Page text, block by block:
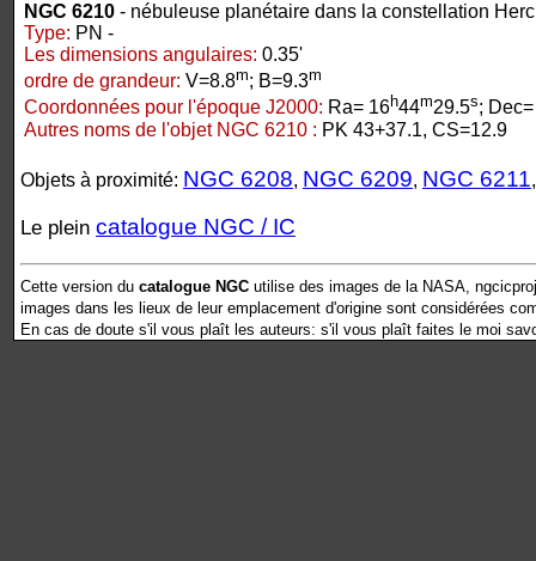
NGC 6210 - nébuleuse planétaire dans la constellation
Type: PN -
Les dimensions angulaires: 0.35'
ordre de grandeur: V=8.8m; B=9.3m
Coordonnées pour l'époque J2000: Ra= 16h44m29.5s;
Autres noms de l'objet NGC 6210 : PK 43+37.1, CS=12.9
Objets à proximité: NGC 6208, NGC 6209, NGC 6211
Le plein catalogue NGC / IC
Cette version du catalogue NGC utilise des images de la NASA,
images dans les lieux de leur emplacement d'origine sont considérées
En cas de doute s'il vous plaît les auteurs: s'il vous plaît faites le moi